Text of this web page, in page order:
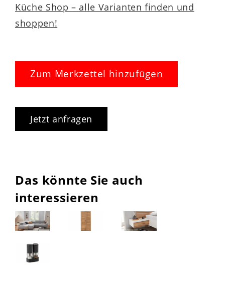
Küche Shop – alle Varianten finden und
shoppen!
Zum Merkzettel hinzufügen
Jetzt anfragen
Das könnte Sie auch
interessieren